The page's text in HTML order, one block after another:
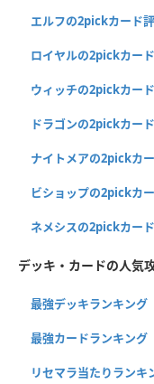
エルフの2pickカード
ロイヤルの2pickカー
ウィッチの2pickカー
ドラゴンの2pickカー
ナイトメアの2pickカ
ビショップの2pickカ
ネメシスの2pickカー
デッキ・カードの人気
最強デッキランキング
最強カードランキング
リセマラ当たりランキ